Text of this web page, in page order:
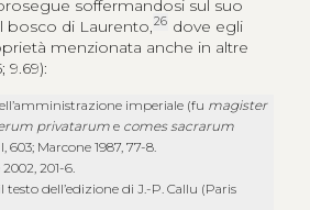
soffermandosi sul suo
bosco di Laurento,26 dove egli
menzionata anche in altre
9.69):
imperiale (fu magister
privatarume comes sacrarum
603; Marcone 1987, 77-8.
201-6.
testo dell’edizione di J.-P. Callu (Paris